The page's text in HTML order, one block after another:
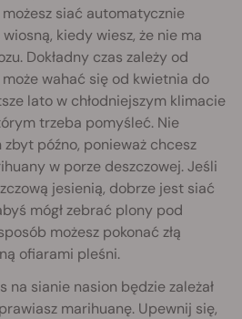
siać automatycznie
kiedy wiesz, że nie ma
Dokładny czas zależy od
wahać się od kwietnia do
lato w chłodniejszym klimacie
trzeba pomyśleć. Nie
późno, ponieważ chcesz
w porze deszczowej. Jeśli
jesienią, dobrze jest siać
mógł zebrać plony pod
możesz pokonać złą
ofiarami pleśni.
na sianie nasion będzie zależał
marihuanę. Upewnij się,